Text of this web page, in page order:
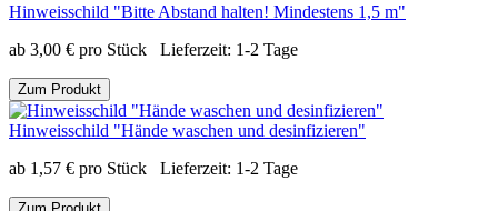
Hinweisschild "Bitte Abstand halten! Mindestens 1,5 m"
ab 3,00 € pro Stück Lieferzeit: 1-2 Tage
Zum Produkt
Hinweisschild "Hände waschen und desinfizieren"
ab 1,57 € pro Stück Lieferzeit: 1-2 Tage